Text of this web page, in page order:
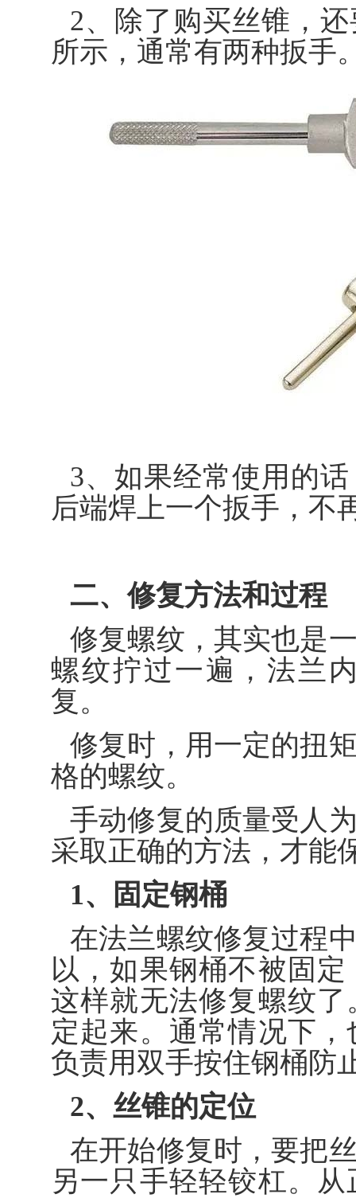
2、除了购买丝锥，
所示，通常有两种扳手
3、如果经常使用的
后端焊上一个扳手，不
二、修复方法和过程
修复螺纹，其实也是
螺纹拧过一遍，法兰
复。
修复时，用一定的扭
格的螺纹。
手动修复的质量受人
采取正确的方法，才能
1、固定钢桶
在法兰螺纹修复过程
以，如果钢桶不被固
这样就无法修复螺纹
定起来。通常情况下
负责用双手按住钢桶防
2、丝锥的定位
在开始修复时，要把
另一只手轻轻铰杠。